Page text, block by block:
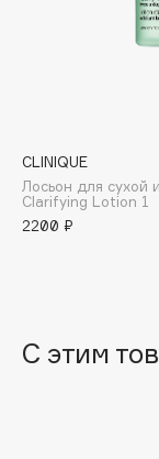
Banderas
Basicare
Batiste
beautyblender
Для очень
Clarifying Lotion.
CLINIQUE
Лосьон для сухой
Clarifying Lotion 1
2200 ₽
С этим